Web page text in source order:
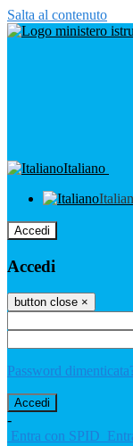
Salta al contenuto
Italiano
Accedi
Accedi
button close ×
Password
-
Entra con SPID